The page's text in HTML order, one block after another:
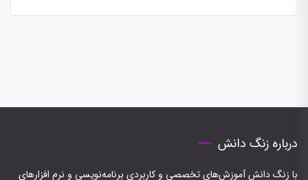
درباره زنگ دانش
با زنگ دانش آموزش‌های تخصصی و کاربردی برنامه‌نویسی و نرم افزارهای